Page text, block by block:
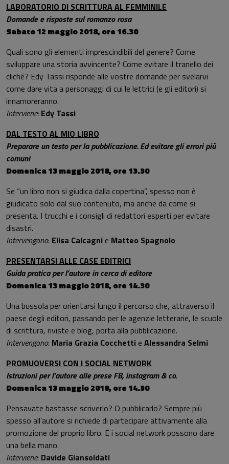
LABORATORIO DI SCRITTURA AL FEMMINILE
Domande e risposte sul romanzo rosa
Sabato 12 maggio 2018, ore 16.30
Quali sono gli elementi imprescindibili del genere? Come
sviluppare una storia avvincente? Come evitare il tranello dei
cliché? Edy Tassi risponde alle vostre domande per svelarvi
come dare vita a personaggi di cui le lettrici (e gli editori) si
innamoreranno.
Interviene: Edy Tassi
DAL TESTO AL MIO LIBRO
Preparare un testo per la pubblicazione. Ed evitare gli errori più
comuni
Domenica 13 maggio 2018, ore 13.30
Se “un libro non si giudica dalla copertina”, spesso non è
giudicato solo dal suo contenuto, ma anche da come si
presenta. I trucchi e i consigli di redattori esperti per evitare
disastri.
Intervengono: Elisa Calcagni e Matteo Spagnolo
PRESENTARSI ALLE CASE EDITRICI
Guida pratica per l’autore in cerca di editore
Domenica 13 maggio 2018, ore 14.30
Una bussola per orientarsi lungo il percorso che, attraverso il
paese degli editori, passando per le agenzie letterarie, le scuole
di scrittura, riviste e blog, porta alla pubblicazione.
Intervengono: Maria Grazia Cocchetti e Alessandra Selmi
PROMUOVERSI CON I SOCIAL NETWORK
Istruzioni per l’autore alle prese FB, instagram & co.
Domenica 13 maggio 2018, ore 14.30
Pensavate bastasse scriverlo? O pubblicarlo? Sempre più
spesso all’autore si richiede di partecipare attivamente alla
promozione del proprio libro. E i social network possono dare
una bella mano.
Interviene: Davide Giansoldati